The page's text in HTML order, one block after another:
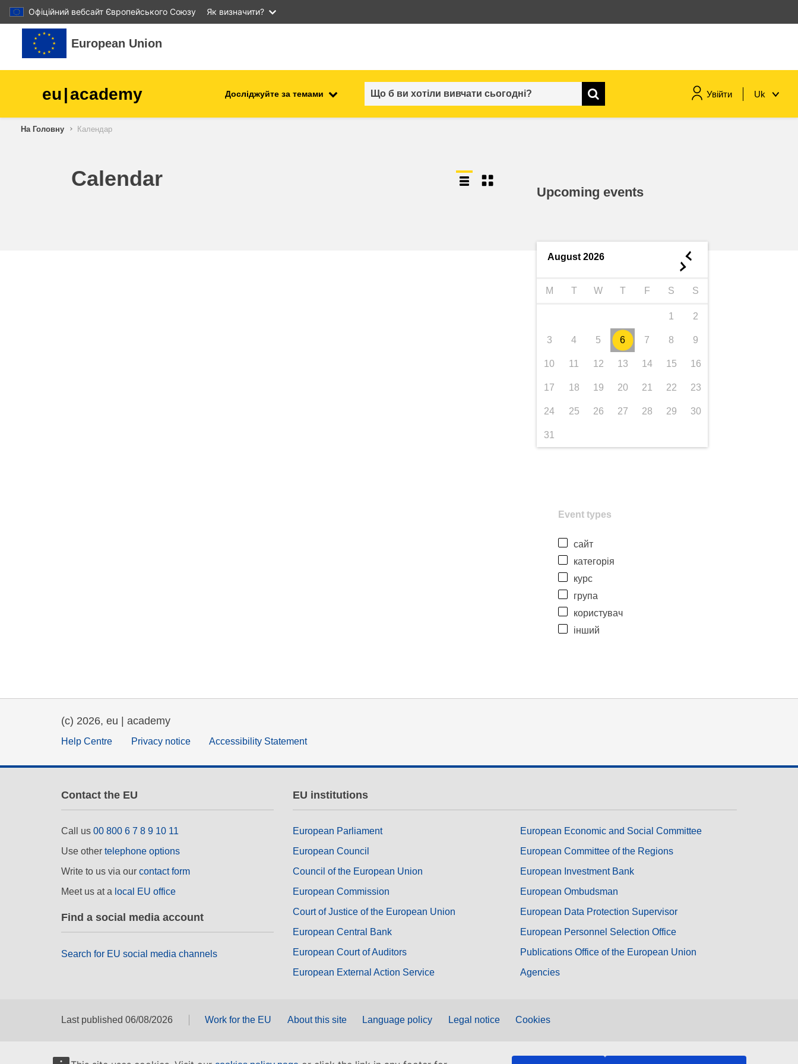
Офіційний вебсайт Європейського Союзу Як визначити?
Перейти до головного вмісту
European Union
eu|academy Досліджуйте за темами Увійти Uk
діти та молодь
продуктів та продовольча
харчування, здоров'я та
знаннями
На Головну Календар
Calendar
Upcoming events
August 2026 ◄
►
M T W T F S S
1 2
3 4 5 6 7 8 9
10 11 12 13 14 15 16
17 18 19 20 21 22 23
24 25 26 27 28 29 30
31
Event types
сайт
категорія
курс
група
користувач
інший
(c) 2026, eu | academy
Help Centre Privacy notice Accessibility Statement
Contact the EU
Call us 00 800 6 7 8 9 10 11
Use other telephone options
Write to us via our contact form
Meet us at a local EU office
Find a social media account
Search for EU social media channels
EU institutions
European Parliament
European Council
Council of the European Union
European Commission
Court of Justice of the European Union
European Central Bank
European Court of Auditors
European External Action Service
European Economic and Social Committee
European Committee of the Regions
European Investment Bank
European Ombudsman
European Data Protection Supervisor
European Personnel Selection Office
Publications Office of the European Union
Agencies
Last published 06/08/2026 Work for the EU About this site Language policy Legal notice Cookies